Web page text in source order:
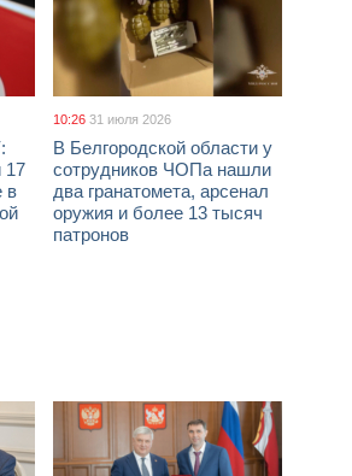
17
в
10:26 31 июля 2026
В Белгородской области у
сотрудников ЧОПа нашли
два гранатомета, арсенал
оружия и более 13 тысяч
патронов